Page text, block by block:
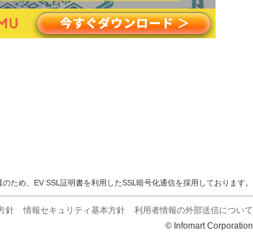
ため、EV SSL証明書を利用したSSL暗号化通信を採用しております。
針 情報セキュリティ基本方針
利用者情報の外部送信について
© Infomart Corporation